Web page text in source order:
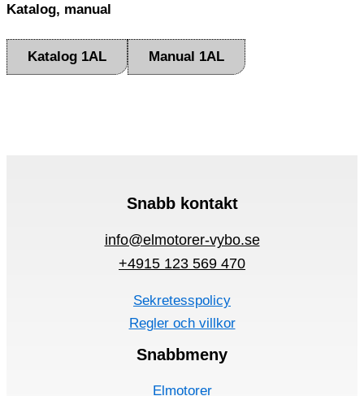
Katalog, manual
Katalog 1AL Manual 1AL
Snabb kontakt
info@elmotorer-vybo.se
+4915 123 569 470
Sekretesspolicy
Regler och villkor
Snabbmeny
Elmotorer